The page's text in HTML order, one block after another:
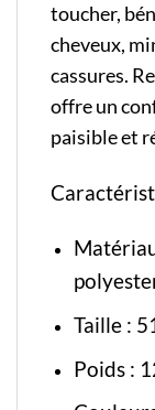
toucher,
cheveux,
cassures.
offre un
paisible et
Taille :
Poids :